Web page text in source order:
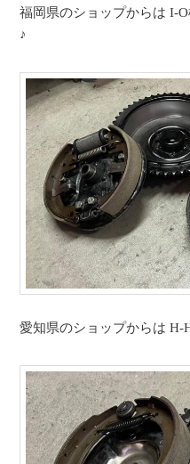
福岡県のショップからは I-
♪
愛知県のショップからは